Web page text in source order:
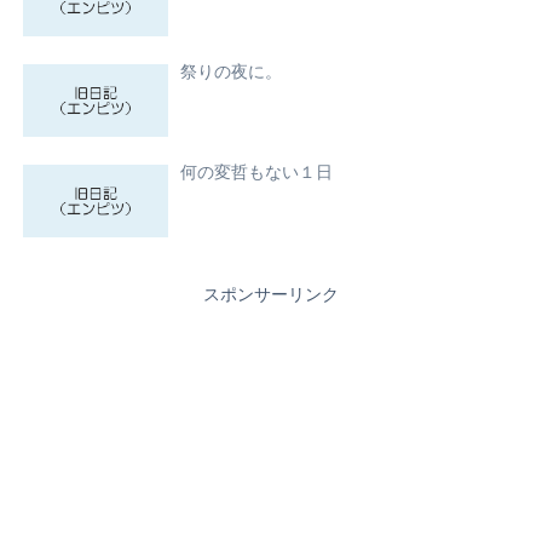
祭りの夜に。
何の変哲もない１日
スポンサーリンク